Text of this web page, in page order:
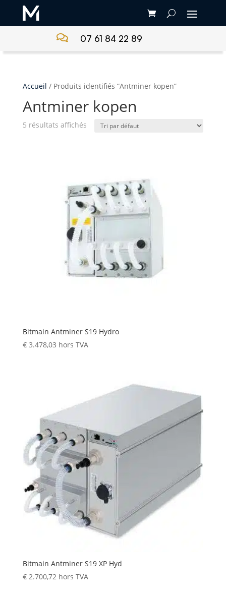
 07 61 84 22 89
Accueil / Produits identifiés “Antminer kopen”
Antminer kopen
5 résultats affichés
Bitmain Antminer S19 Hydro
€3.478,03 hors TVA
Bitmain Antminer S19 XP Hyd
€2.700,72 hors TVA